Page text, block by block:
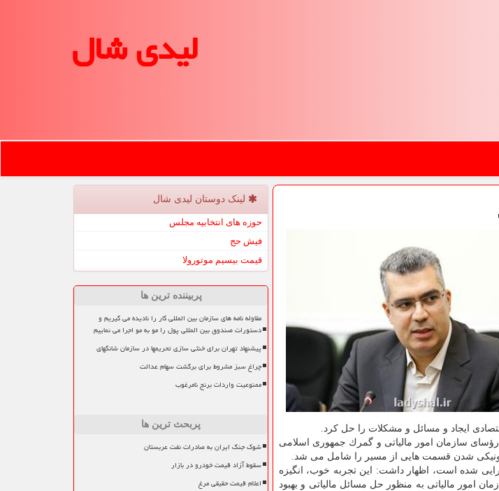
لیدی شال
ایجاد و مسائل و مشكلات را حل كرد.
رؤسای سازمان امور مالیاتی و گمرك جمهوری اسلامی
شدن قسمت هایی از مسیر را شامل می شد.
شده است، اظهار داشت: این تجربه خوب، انگیزه
امور مالیاتی به منظور حل مسائل مالیاتی و بهبود
لینک دوستان لیدی شال
حوزه های انتخابیه مجلس
فیش حج
قیمت بیسیم موتورولا
پربیننده ترین ها
مقاوله نامه های سازمان بین المللی کار را نادیده می گیریم و
دستورات صندوق بین المللی پول را مو به مو اجرا می نماییم
پیشنهاد تهران برای خنثی سازی تحریمها در سازمان شانگهای
چراغ سبز مشروط برای برگشت سهام عدالت
ممنوعیت واردات برنج نامرغوب
پربحث ترین ها
شوک جنگ ایران به صادرات نفت عربستان
سقوط آزاد قیمت خودرو در بازار
اعلام قیمت حقیقی مرغ